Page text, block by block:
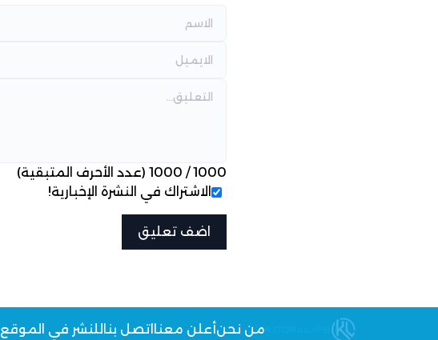
1000
/
1000 (عدد الأحرف المتبقية)
الاشتراك في النشرة الإخبارية!
من نحنأعلن معنا اتصل بنا للنشر في الموقع